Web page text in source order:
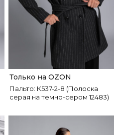
Пальто: К537-2-8 (Полоска
серая на темно-сером 12483)
Только на OZON